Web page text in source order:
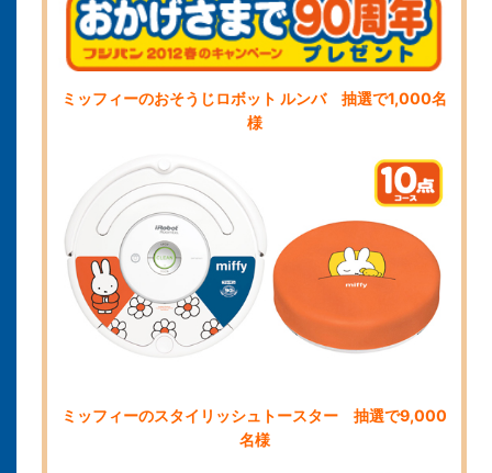
ミッフィーのおそうじロボット ルンバ 抽選で1,000名
様
ミッフィーのスタイリッシュトースター 抽選で9,000
名様